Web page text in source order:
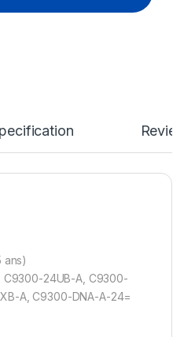
ans)
C9300-24UB-A, C9300-
A, C9300-DNA-A-24=